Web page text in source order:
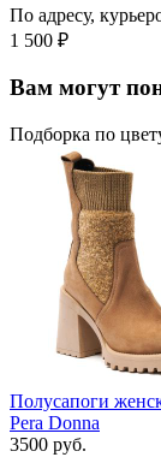
По адресу,
1 500 ₽
Вам могут
Подборка по
Полусапоги
Pera Donna
3500 руб.